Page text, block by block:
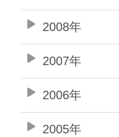
2008年
2007年
2006年
2005年